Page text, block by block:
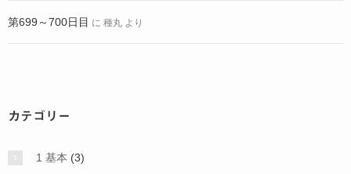
第699～700日目 に 種丸 より
カテゴリー
1 基本 (3)